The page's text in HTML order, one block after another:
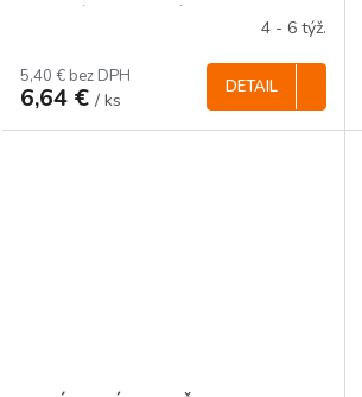
4 - 6 týž.
5,40 € bez DPH
6,64 € / ks
DETAIL